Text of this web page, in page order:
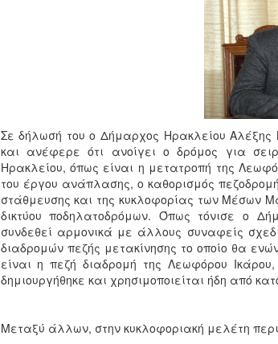
Σε δήλωσή του ο Δήμαρχος Ηρακλείου Αλέξης
και ανέφερε ότι ανοίγει ο δρόμος για
Ηρακλείου, όπως είναι η μετατροπή της
του έργου ανάπλασης, ο καθορισμός
στάθμευσης και της κυκλοφορίας των Μέσων
δικτύου ποδηλατοδρόμων. Όπως τόνισε ο
συνδεθεί αρμονικά με άλλους συναφείς
διαδρομών πεζής μετακίνησης το οποίο θα
είναι η πεζή διαδρομή της Λεωφόρου
δημιουργήθηκε και χρησιμοποιείται ήδη από
Μεταξύ άλλων, στην κυκλοφοριακή μελέτη